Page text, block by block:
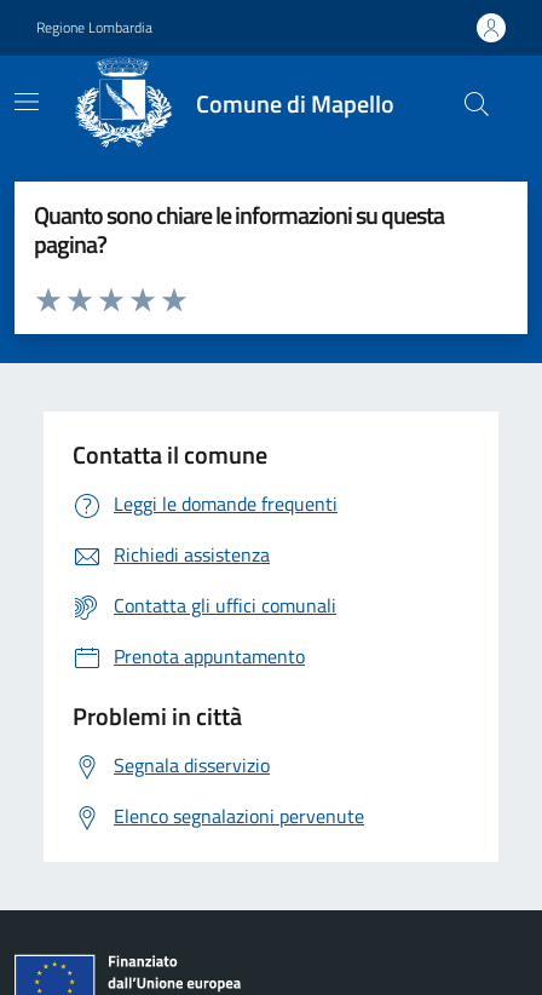
Regione Lombardia
Comune di Mapello
Quanto sono chiare le informazioni su questa
pagina?
Valuta da 1 a 5 stelle la pagina
Valuta 5 stelle su 5
Valuta 4 stelle su 5
Valuta 3 stelle su 5
Valuta 2 stelle su 5
Valuta 1 stelle su 5
Contatta il comune
Leggi le domande frequenti
Richiedi assistenza
Contatta gli uffici comunali
Prenota appuntamento
Problemi in città
Segnala disservizio
Elenco segnalazioni pervenute